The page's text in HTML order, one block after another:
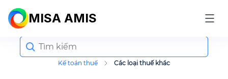
MISA AMIS
Kế toán thuế Các loại thuế khác
Search
for: